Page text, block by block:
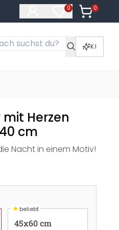
0
Artikel im
0
Artikel
KI
Herzen
cm
Nacht in einem Motiv!
★beliebt
45x60 cm